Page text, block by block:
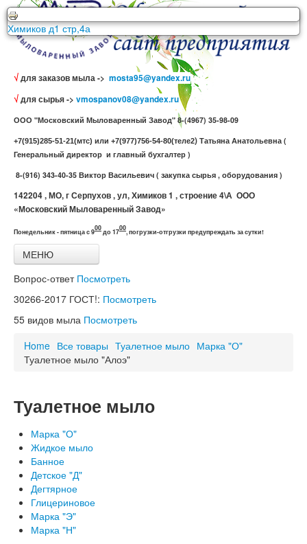
√для заказов мыла -> mosta95@yandex.ru
√для сырья -> vmospanov08@yandex.ru
ООО "Московский Мыловаренный Завод" 8-(4967) 35-98-09
+7(915)285-51-21(мтс) или +7(977)756-54-80(теле2) Татьяна Анатольевна (
Генеральный директор и главный бухгалтер )
8-(916) 343-40-35 Виктор Васильевич ( закупка сырья , оборудования )
142204 , МО, г Серпухов , ул, Химиков 1 , строение 4\А ООО
«Московский Мыловаренный Завод»
Понедельник - пятница с 9
00
до 17
00
,погрузки-отгрузки предупреждать за сутки!
МЕНЮ
Все товары
Связь с нами
ОСТОРОЖНО, НЕ НАШ ТОВАР!
Благодарности
Вопрос-ответ Посмотреть
30266-2017 ГОСТ!: Посмотреть
55 видов мыла Посмотреть
Home Все товары Туалетное мыло Марка "О"
Туалетное мыло "Алоэ"
Туалетное мыло
Марка "О"
Жидкое мыло
Банное
Детское "Д"
Дегтярное
Глицериновое
Марка "Э"
Марка "Н"
ООО Московский Мыловаренный Завод г. Серпухов ул.
Химиков д1 стр,4а